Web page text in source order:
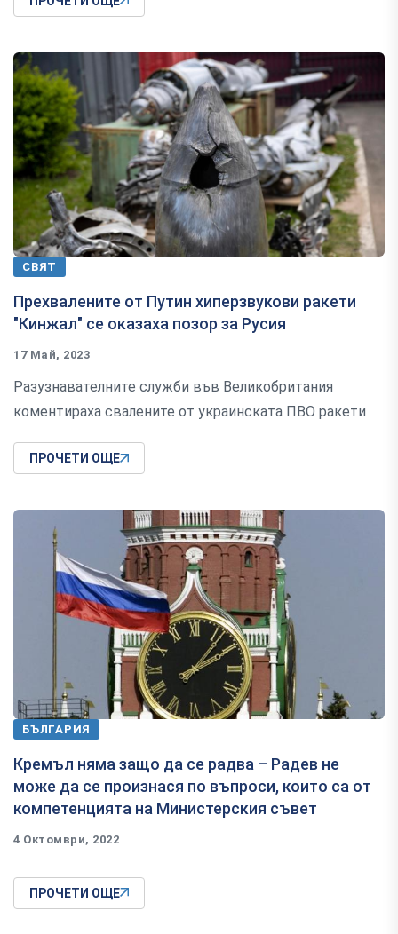
СВЯТ
Прехвалените от Путин хиперзвукови ракети
"Кинжал" се оказаха позор за Русия
17 Май, 2023
Разузнавателните служби във Великобритания
коментираха свалените от украинската ПВО ракети
ПРОЧЕТИ ОЩЕ
БЪЛГАРИЯ
Кремъл няма защо да се радва – Радев не
може да се произнася по въпроси, които са от
компетенцията на Министерския съвет
4 Октомври, 2022
ПРОЧЕТИ ОЩЕ